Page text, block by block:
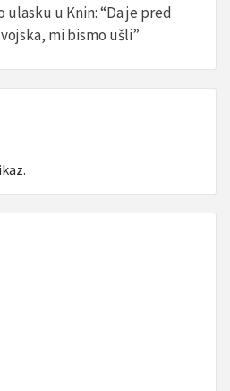
u Knin: “Da je pred
mi bismo ušli”